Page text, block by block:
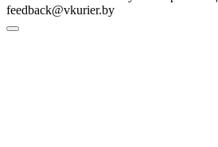
feedback@vkurier.by